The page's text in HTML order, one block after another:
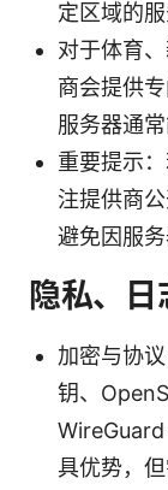
定区域的服
对于体育
商会提供
服务器通
重要提示
注提供商
避免因服
隐私、
加密与协
钥、
具优势，